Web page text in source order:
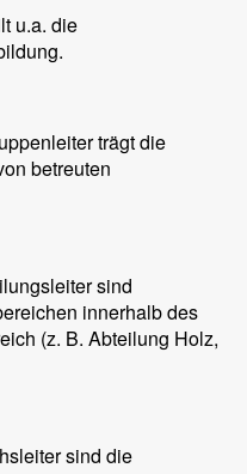
u.a. die
trägt die
betreuten
sind
innerhalb des
(z. B. Abteilung Holz,
sind die